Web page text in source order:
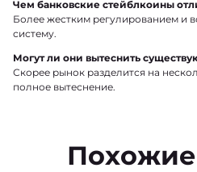
Чем банковские стейблкоины
Более жестким регулированием и
систему.
Могут ли они вытеснить
Скорее рынок разделится на
полное вытеснение.
Похожие